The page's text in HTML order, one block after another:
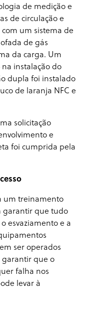
de medição e
de circulação e
um sistema de
de gás
da carga. Um
instalação do
dupla foi instalado
de laranja NFC e
solicitação
e
foi cumprida pela
um treinamento
garantir que tudo
esvaziamento e a
ser operados
que o
falha nos
levar à